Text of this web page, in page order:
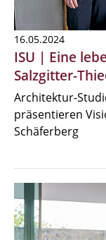
16.05.2024
ISU | Eine
Salzgitter-
Architektur-
präsentieren
Schäferberg